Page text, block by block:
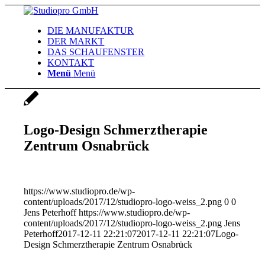
DIE MANUFAKTUR
DER MARKT
DAS SCHAUFENSTER
KONTAKT
Menü Menü
Logo-Design Schmerztherapie
Zentrum Osnabrück
https://www.studiopro.de/wp-
content/uploads/2017/12/studiopro-logo-weiss_2.png 0 0
Jens Peterhoff https://www.studiopro.de/wp-
content/uploads/2017/12/studiopro-logo-weiss_2.png Jens
Peterhoff2017-12-11 22:21:072017-12-11 22:21:07Logo-
Design Schmerztherapie Zentrum Osnabrück